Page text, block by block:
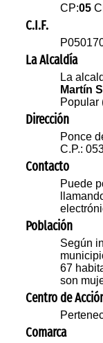
CP:05
C.I.F.
La Alcaldía
La
Martín
Popular
Dirección
Ponce
C.P.:
Contacto
Puede
Población
Según
67
son
Centro de
Comarca